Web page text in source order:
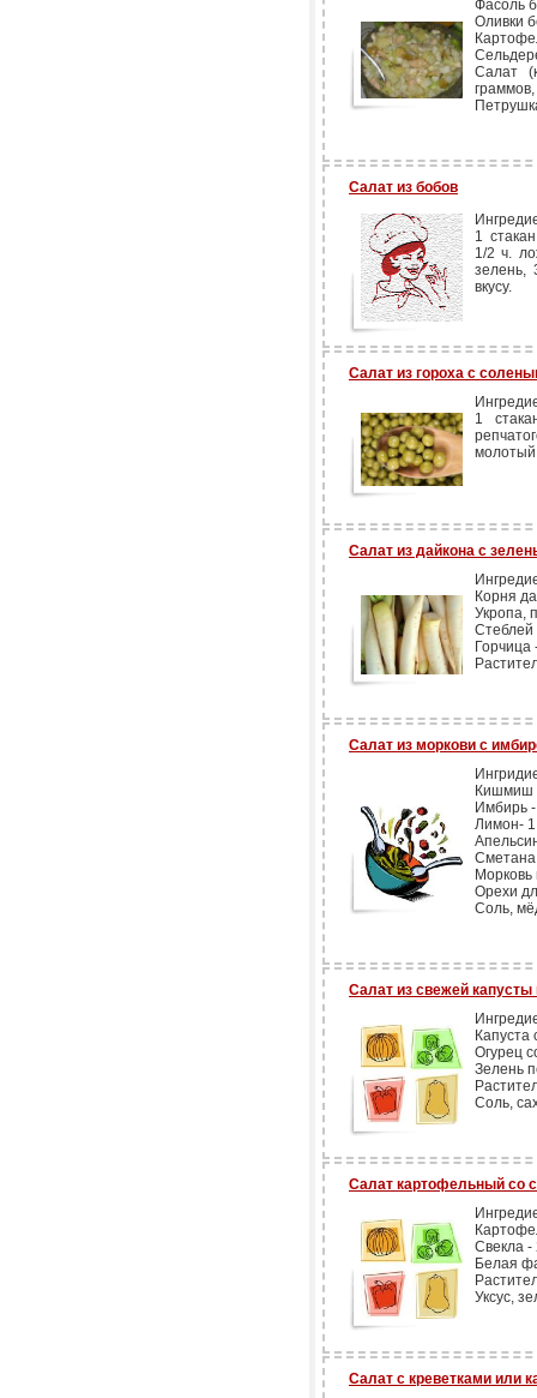
Фасоль
Оливки
Салат
граммов,
Салат из бобов
1
1/2 ч.
зелень,
вкусу.
Салат из гороха с
1
молотый
Салат из дайкона с
Корня
Укропа,
Стеблей
Горчица
Салат из моркови с
Кишмиш
Имбирь
Лимон-
Сметана
Морковь
Орехи
Соль,
Салат из свежей
Капуста
Огурец
Зелень
Соль,
Салат картофельный со
Свекла -
Белая
Уксус,
Салат с креветками или